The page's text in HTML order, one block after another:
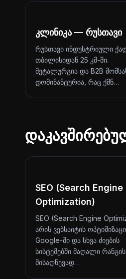
კლინიკა — რუსთავი
რუსთავი ინდუსტრიული
თბილისიდან 25 კმ-ში.
მეტალურგია და B2B
დომინანტურია, რაც ქმნ…
SEO (Search Engine
Optimization)
SEO (Search Engine
არის ვებსაიტის
Google-ში და სხვა ძიების
სისტემებში მაღალი რანგის
მისაღწევად…